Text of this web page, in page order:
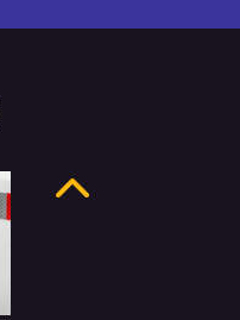
Anterior